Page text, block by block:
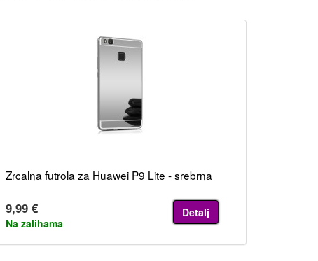
Zrcalna futrola za Huawei P9 Lite - srebrna
9,99 €
Na zalihama
Detalj